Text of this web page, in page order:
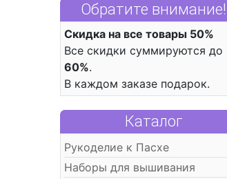
Обратите внимание!
Скидка на все товары 50%
Все скидки суммируются до
60%.
В каждом заказе подарок.
Каталог
Рукоделие к Пасхе
Наборы для вышивания